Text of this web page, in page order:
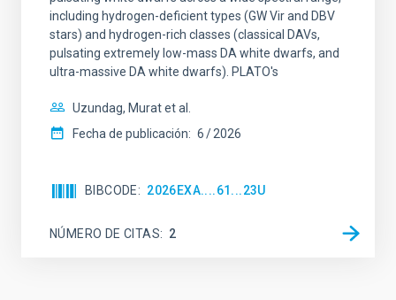
including hydrogen-deficient types (GW Vir and DBV
stars) and hydrogen-rich classes (classical DAVs,
pulsating extremely low-mass DA white dwarfs, and
ultra-massive DA white dwarfs). PLATO's
Uzundag, Murat et al.
Fecha de publicación: 6 2026
BIBCODE 2026EXA....61...23U
NÚMERO DE CITAS 2